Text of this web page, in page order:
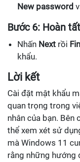
New password
Bước 6: Hoàn tất
Nhấn Next rồi
khẩu.
Lời kết
Cài đặt mật khẩu
quan trọng trong
nhân của bạn. Bên
thể xem xét sử
mà Windows 11
rằng những hướng